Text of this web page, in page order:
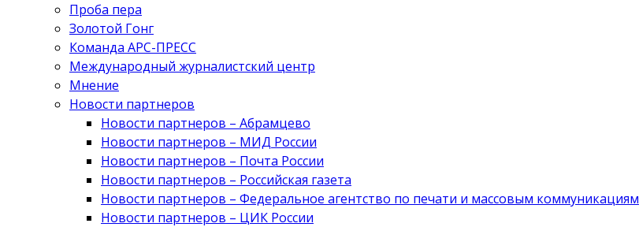
Проба пера
Золотой Гонг
Команда АРС-ПРЕСС
Международный журналистский центр
Мнение
Новости партнеров
Новости партнеров – Абрамцево
Новости партнеров – МИД России
Новости партнеров – Почта России
Новости партнеров – Российская газета
Новости партнеров – Федеральное агентство по печати и массовым коммуникациям
Новости партнеров – ЦИК России